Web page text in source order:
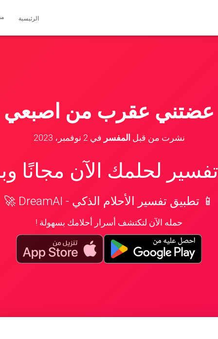
الرئيسية
عضتني عقرب من اصبعي
نشرت من قبل المفسر في 2 نوفمبر، 2023
لحلمك الآن مجانًا
📱 تطبيق تفسير الأحلام الذكي - DreamAI 🚀
حمله الآن لتكتشف أسرار أحلامك بسهولة !